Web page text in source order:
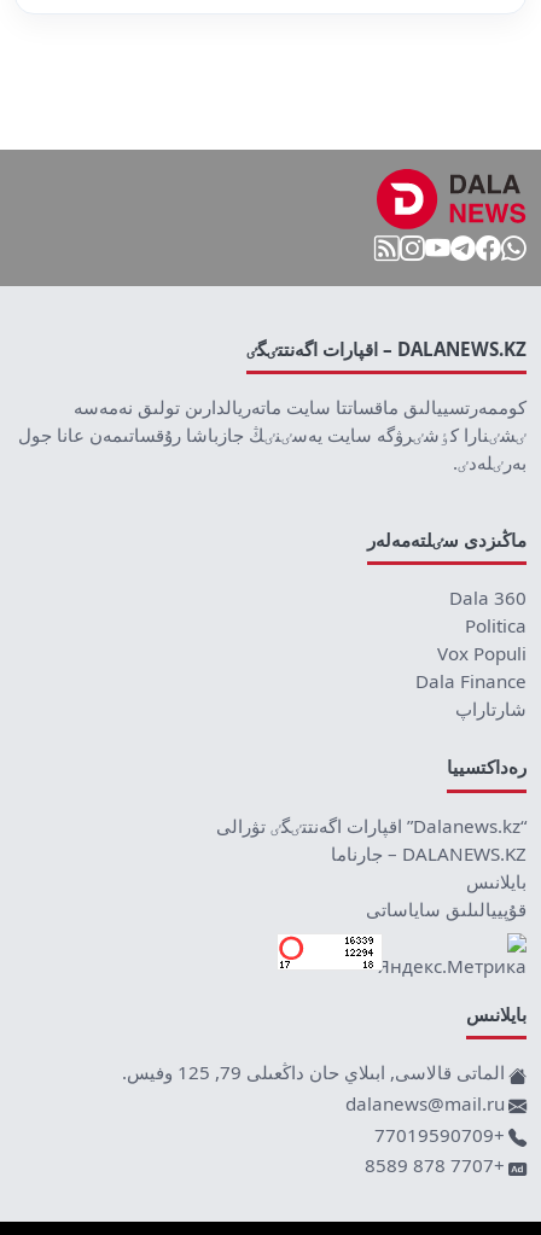
DALANEWS.KZ – اقپارات اگەنتتٸگٸ
كوممەرتسييالىق ماقساتتا سايت ماتەريالدارىن تولىق نەمەسە
ٸشٸنارا كٶشٸرۋگە سايت يەسٸنٸڭ جازباشا رۇقساتىمەن عانا جول
بەرٸلەدٸ.
ماڭىزدى سٸلتەمەلەر
Dala 360
Politica
Vox Populi
Dala Finance
شارتاراپ
رەداكتسييا
“Dalanews.kz” اقپارات اگەنتتٸگٸ تۋرالى
DALANEWS.KZ – جارناما
بايلانىس
قۇپييالىلىق ساياساتى
بايلانىس
الماتى قالاسى, ابىلاي حان داڭعىلى 79, 125 وفيس.
dalanews@mail.ru
+77019590709
+7707 878 8589